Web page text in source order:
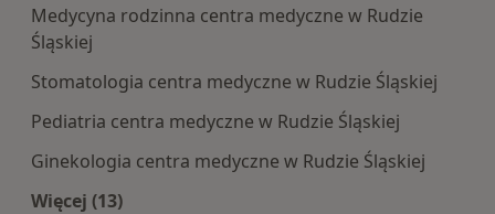
Medycyna rodzinna centra medyczne w Rudzie
Śląskiej
Stomatologia centra medyczne w Rudzie Śląskiej
Pediatria centra medyczne w Rudzie Śląskiej
Ginekologia centra medyczne w Rudzie Śląskiej
Więcej (13)